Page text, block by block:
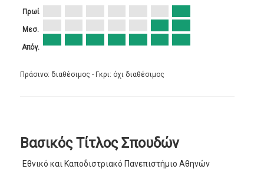
Πρωί
Μεσ.
Απόγ.
Πράσινο: διαθέσιμος - Γκρι: όχι διαθέσιμος
Βασικός Τίτλος Σπουδών
Εθνικό και Καποδιστριακό Πανεπιστήμιο Αθηνών